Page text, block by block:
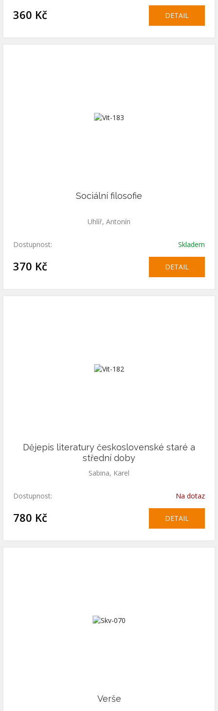
360 Kč DETAIL
Sociální filosofie
Uhlíř, Antonín
Dostupnost: Skladem
370 Kč DETAIL
Dějepis literatury československé staré a
střední doby
Sabina, Karel
Dostupnost: Na dotaz
780 Kč DETAIL
Verše